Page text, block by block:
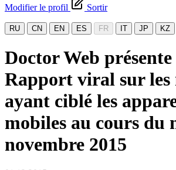
Modifier le profil
Sortir
RU CN EN ES FR IT JP KZ
Doctor Web présente
Rapport viral sur les
ayant ciblé les
mobiles au cours du
novembre 2015